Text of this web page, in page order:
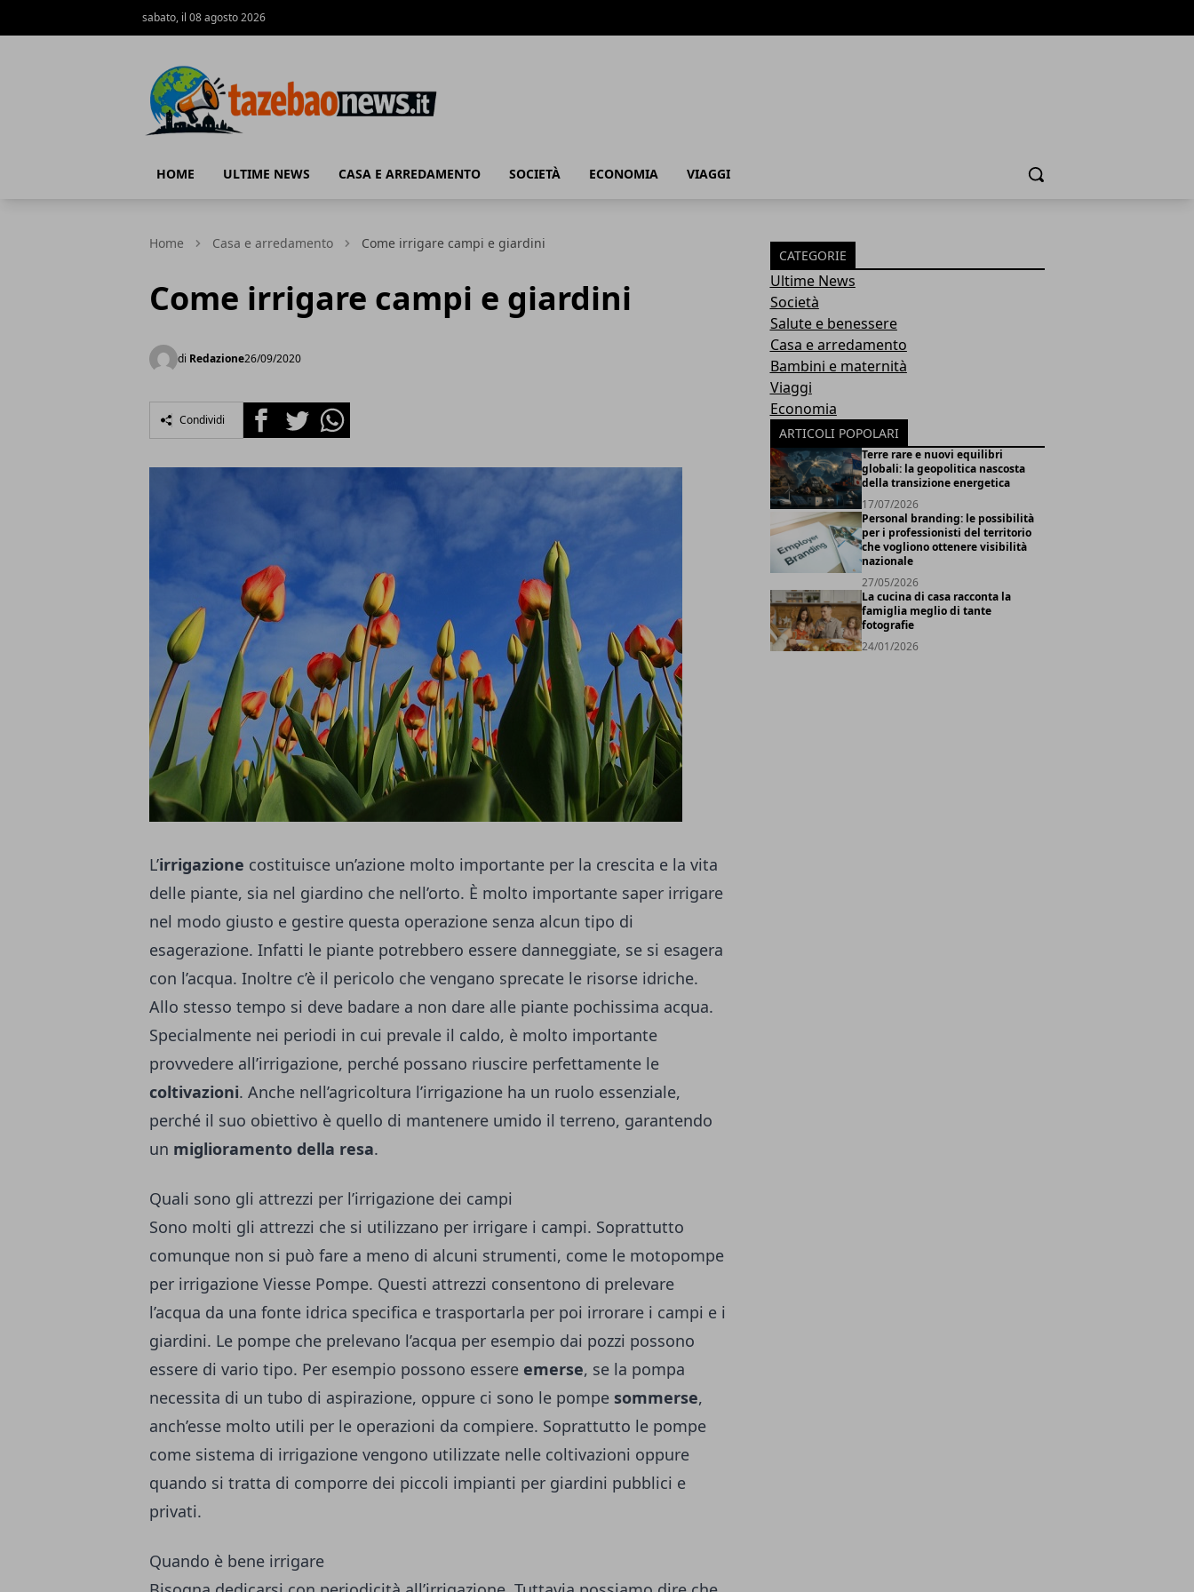
sabato, il 08 agosto 2026
HOME ULTIME NEWS CASA E ARREDAMENTO SOCIETÀ ECONOMIA VIAGGI Cerca
Home Casa e arredamento Come irrigare campi e giardini
Come irrigare campi e giardini
di Redazione26/09/2020
Condividi FacebookTwitterWhatsapp
L’irrigazione costituisce un’azione molto importante per la crescita e la vita
delle piante, sia nel giardino che nell’orto. È molto importante saper irrigare
nel modo giusto e gestire questa operazione senza alcun tipo di
esagerazione. Infatti le piante potrebbero essere danneggiate, se si esagera
con l’acqua. Inoltre c’è il pericolo che vengano sprecate le risorse idriche.
Allo stesso tempo si deve badare a non dare alle piante pochissima acqua.
Specialmente nei periodi in cui prevale il caldo, è molto importante
provvedere all’irrigazione, perché possano riuscire perfettamente le
coltivazioni. Anche nell’agricoltura l’irrigazione ha un ruolo essenziale,
perché il suo obiettivo è quello di mantenere umido il terreno, garantendo
un miglioramento della resa.
Quali sono gli attrezzi per l’irrigazione dei campi
Sono molti gli attrezzi che si utilizzano per irrigare i campi. Soprattutto
comunque non si può fare a meno di alcuni strumenti, come le motopompe
per irrigazione Viesse Pompe. Questi attrezzi consentono di prelevare
l’acqua da una fonte idrica specifica e trasportarla per poi irrorare i campi e i
giardini. Le pompe che prelevano l’acqua per esempio dai pozzi possono
essere di vario tipo. Per esempio possono essere emerse, se la pompa
necessita di un tubo di aspirazione, oppure ci sono le pompe sommerse,
anch’esse molto utili per le operazioni da compiere. Soprattutto le pompe
come sistema di irrigazione vengono utilizzate nelle coltivazioni oppure
quando si tratta di comporre dei piccoli impianti per giardini pubblici e
privati.
Quando è bene irrigare
CATEGORIE
Ultime News
Società
Salute e benessere
Casa e arredamento
Bambini e maternità
Viaggi
Economia
ARTICOLI POPOLARI
Terre rare e nuovi equilibri
globali: la geopolitica nascosta
della transizione energetica
17/07/2026
Personal branding: le possibilità
per i professionisti del territorio
che vogliono ottenere visibilità
nazionale
27/05/2026
La cucina di casa racconta la
famiglia meglio di tante
fotografie
24/01/2026